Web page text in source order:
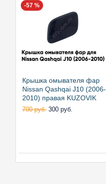
-57 %
Крышка омывателя фар
Nissan Qashqai J10 (2006-
2010) правая KUZOVIK
700 руб. 300 руб.